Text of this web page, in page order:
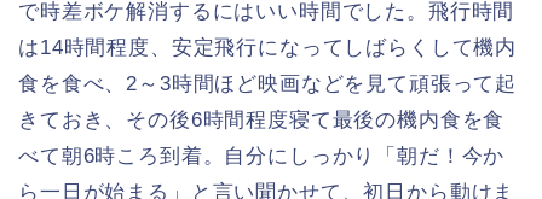
で時差ボケ解消するにはいい時間でした。飛行時間
は14時間程度、安定飛行になってしばらくして機内
食を食べ、2～3時間ほど映画などを見て頑張って起
きておき、その後6時間程度寝て最後の機内食を食
べて朝6時ころ到着。自分にしっかり「朝だ！今か
ら一日が始まる」と言い聞かせて、初日から動けま